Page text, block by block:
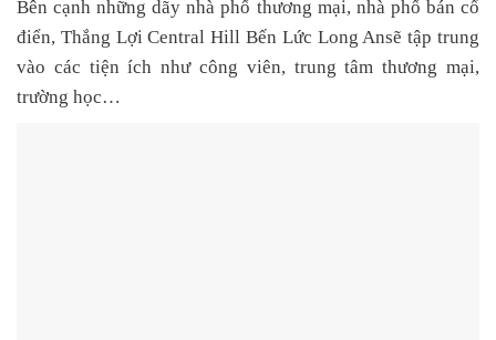
Bên cạnh những dãy nhà phố thương mại, nhà phố bán cổ
điển, Thắng Lợi Central Hill Bến Lức Long Ansẽ tập trung
vào các tiện ích như công viên, trung tâm thương mại,
trường học…